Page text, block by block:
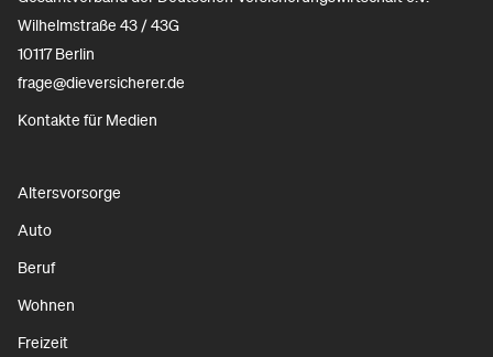
Wilhelmstraße 43 / 43G
10117 Berlin
frage@dieversicherer.de
Kontakte für Medien
Altersvorsorge
Auto
Beruf
Wohnen
Freizeit